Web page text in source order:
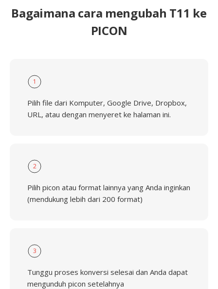
Bagaimana cara mengubah T11 ke
PICON
1
Pilih file dari Komputer, Google Drive, Dropbox,
URL, atau dengan menyeret ke halaman ini.
2
Pilih picon atau format lainnya yang Anda inginkan
(mendukung lebih dari 200 format)
3
Tunggu proses konversi selesai dan Anda dapat
mengunduh picon setelahnya